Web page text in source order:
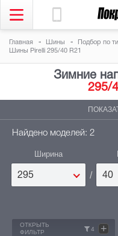
Главная Шины Подбор по
Шины Pirelli 295/40 R21
Зимние
295/
Найдено моделей: 2
Ширина
295 / 40
ОТКРЫТЬ
ФИЛЬТР
4 +